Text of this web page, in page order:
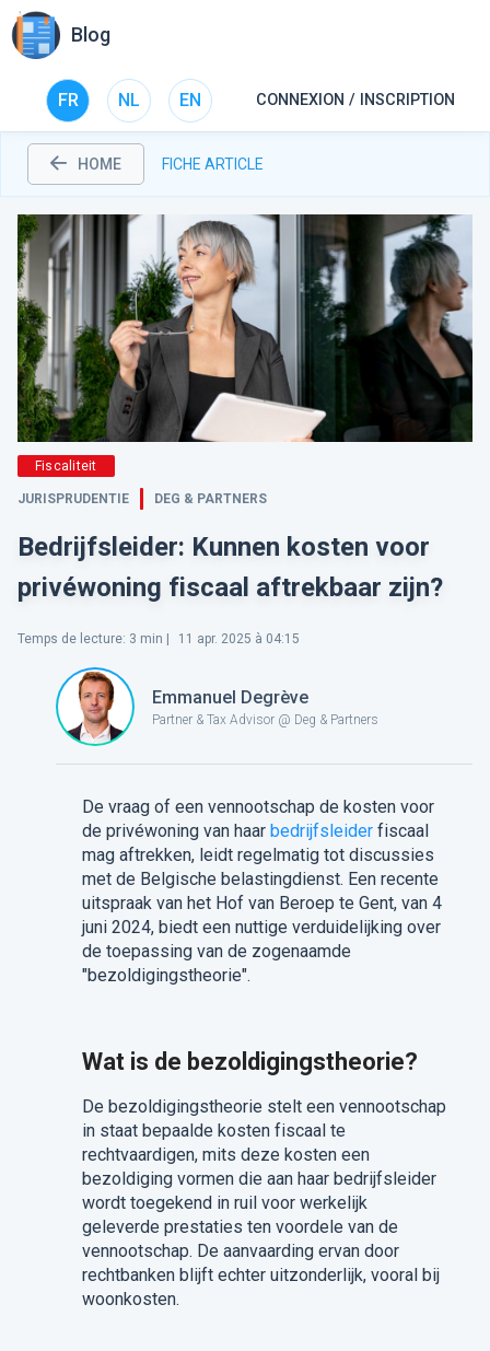
Blog
FR NL EN CONNEXION / INSCRIPTION
HOME FICHE ARTICLE
Fiscaliteit
JURISPRUDENTIE DEG & PARTNERS
Bedrijfsleider: Kunnen kosten voor
privéwoning fiscaal aftrekbaar zijn?
Temps de lecture: 3 min | 11 apr. 2025 à 04:15
Emmanuel Degrève
Partner & Tax Advisor @ Deg & Partners
De vraag of een vennootschap de kosten voor
de privéwoning van haar bedrijfsleiderfiscaal
mag aftrekken, leidt regelmatig tot discussies
met de Belgische belastingdienst. Een recente
uitspraak van het Hof van Beroep te Gent, van 4
juni 2024, biedt een nuttige verduidelijking over
de toepassing van de zogenaamde
"bezoldigingstheorie".
Wat is de bezoldigingstheorie?
De bezoldigingstheorie stelt een vennootschap
in staat bepaalde kosten fiscaal te
rechtvaardigen, mits deze kosten een
bezoldiging vormen die aan haar bedrijfsleider
wordt toegekend in ruil voor werkelijk
geleverde prestaties ten voordele van de
vennootschap. De aanvaarding ervan door
rechtbanken blijft echter uitzonderlijk, vooral bij
woonkosten.